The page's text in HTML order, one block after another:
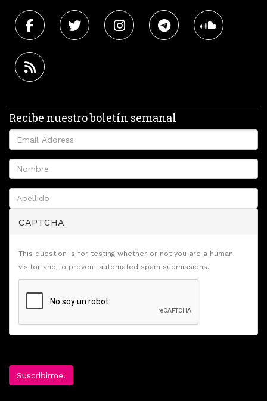
Recibe nuestro boletín semanal
CAPTCHA
This question is for testing whether or not you are a human
visitor and to prevent automated spam submissions.
Suscribirme!